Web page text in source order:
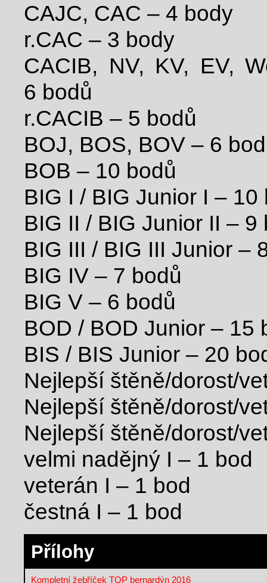
CAJC, CAC – 4 body
r.CAC – 3 body
CACIB, NV, KV, EV,
6 bodů
r.CACIB – 5 bodů
BOJ, BOS, BOV – 6
BOB – 10 bodů
BIG I / BIG Junior I – 10
BIG II / BIG Junior II – 9
BIG III / BIG III Junior –
BIG IV – 7 bodů
BIG V – 6 bodů
BOD / BOD Junior – 15
BIS / BIS Junior – 20
Nejlepší štěně/dorost/
Nejlepší štěně/dorost/
Nejlepší štěně/dorost/
velmi nadějný I – 1 bod
veterán I – 1 bod
čestná I – 1 bod
Přílohy
Kompletní žebříček TOP bernardýn 2016